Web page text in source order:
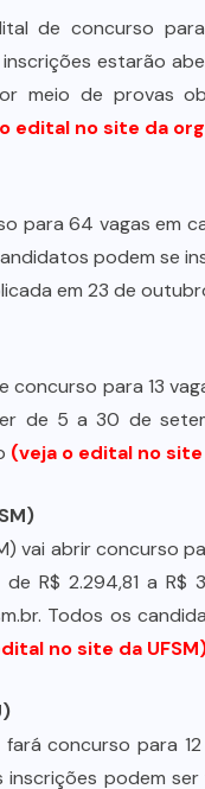
de concurso
inscrições estarão
meio de provas
edital no site da
para 64 vagas em
podem
em 23 de
concurso para 13
de 5 a 30 de
(veja o edital no
vai abrir concurso
R$ 2.294,81 a
Todos os
no site da
concurso para
inscrições podem